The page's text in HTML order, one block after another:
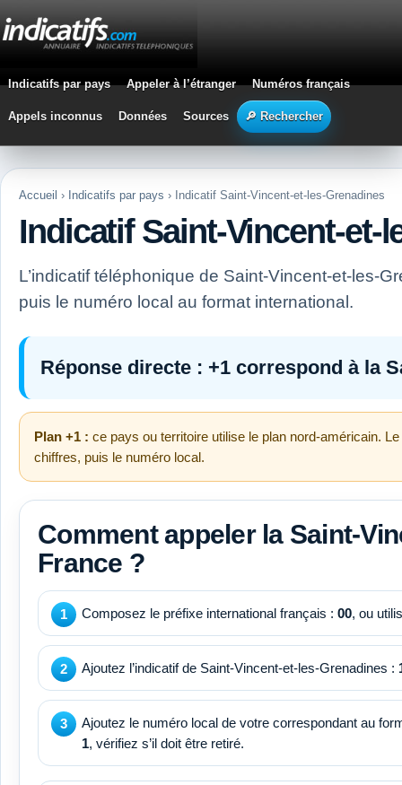
Indicatifs par pays Appeler à l’étranger Numéros français
Appels inconnus Données Sources 🔎 Rechercher
Accueil › Indicatifs par pays › Indicatif Saint-Vincent-et-les-Grenadines
Indicatif Saint-Vincent-et-
L’indicatif téléphonique de Saint-Vincent-et-les-
puis le numéro local au format international.
Réponse directe : +1 correspond à la
Plan +1 : ce pays ou territoire utilise le plan nord-américain.
chiffres, puis le numéro local.
Comment appeler la Saint-
France ?
Composez le préfixe international français : 00, ou
Ajoutez l’indicatif de Saint-Vincent-et-les-Grenadines :
Ajoutez le numéro local de votre correspondant au
1, vérifiez s’il doit être retiré.